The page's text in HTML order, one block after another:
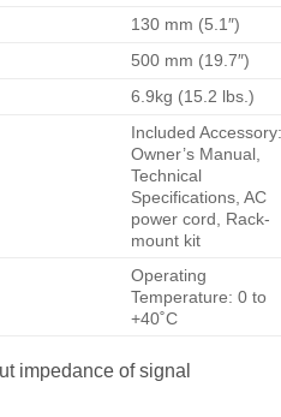
130 mm (5.1″)
500 mm (19.7″)
6.9kg (15.2 lbs.)
Included Accessory:
Owner’s Manual,
Technical
Specifications, AC
power cord, Rack-
mount kit
Operating
Temperature: 0 to
+40˚C
impedance of signal